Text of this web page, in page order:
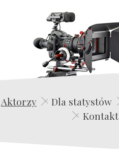
Aktorzy Dla statystów
Kontakt